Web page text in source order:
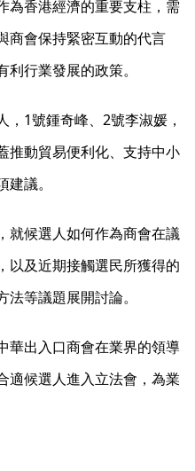
為香港經濟的重要支柱，需
商會保持緊密互動的代言
行業發展的政策。
1號鍾奇峰、2號李淑媛，
推動貿易便利化、支持中小
議。
就候選人如何作為商會在議
以及近期接觸選民所獲得的
等議題展開討論。
華出入口商會在業界的領導
適候選人進入立法會，為業